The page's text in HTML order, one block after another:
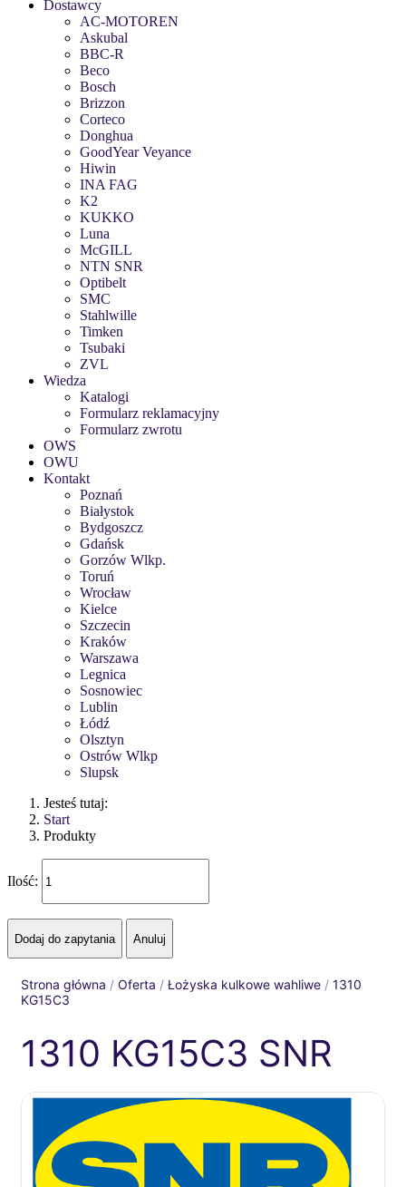
Dostawcy
AC-MOTOREN
Askubal
BBC-R
Beco
Bosch
Brizzon
Corteco
Donghua
GoodYear Veyance
Hiwin
INA FAG
K2
KUKKO
Luna
McGILL
NTN SNR
Optibelt
SMC
Stahlwille
Timken
Tsubaki
ZVL
Wiedza
Katalogi
Formularz reklamacyjny
Formularz zwrotu
OWS
OWU
Kontakt
Poznań
Białystok
Bydgoszcz
Gdańsk
Gorzów Wlkp.
Toruń
Wrocław
Kielce
Szczecin
Kraków
Warszawa
Legnica
Sosnowiec
Lublin
Łódź
Olsztyn
Ostrów Wlkp
Slupsk
Jesteś tutaj:
Start
Produkty
Ilość:
Strona główna / Oferta / Łożyska kulkowe wahliwe / 1310
KG15C3
1310 KG15C3 SNR